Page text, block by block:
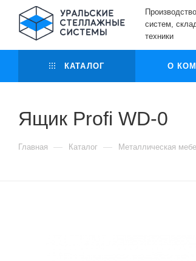
систем,
техники
КАТАЛОГ О
Ящик Profi WD-0
Главная — Каталог — Металлическая